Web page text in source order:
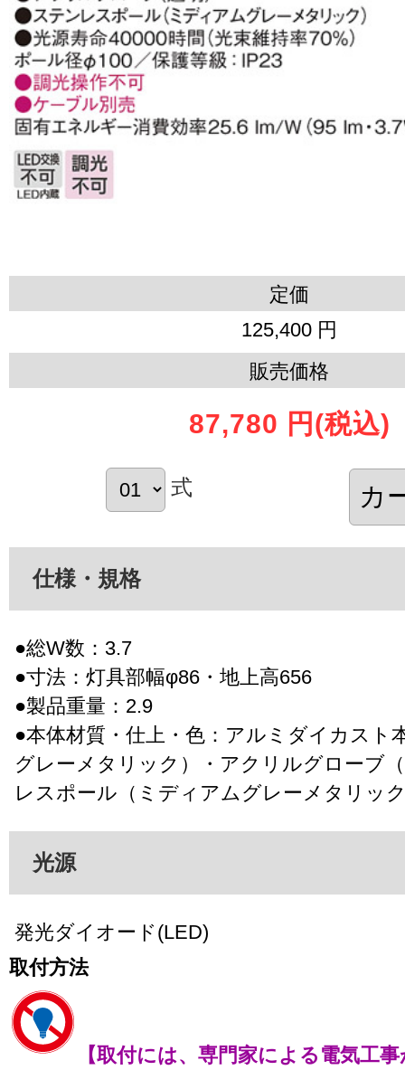
定価
125,400 円
販売価格
87,780 円 (税込)
式
仕様・規格
●総W数：3.7
●寸法：灯具部幅φ86・地上高656
●製品重量：2.9
●本体材質・仕上・色：アルミダイカスト
グレーメタリック）・アクリルグローブ
レスポール（ミディアムグレーメタリッ
光源
発光ダイオード(LED)
取付方法
【取付には、専門家による電気工